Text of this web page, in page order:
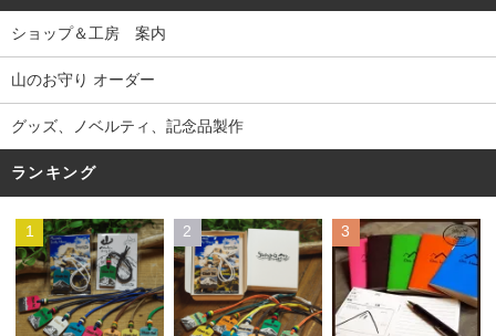
ショップ＆工房 案内
山のお守り オーダー
グッズ、ノベルティ、記念品製作
ランキング
1 2 3